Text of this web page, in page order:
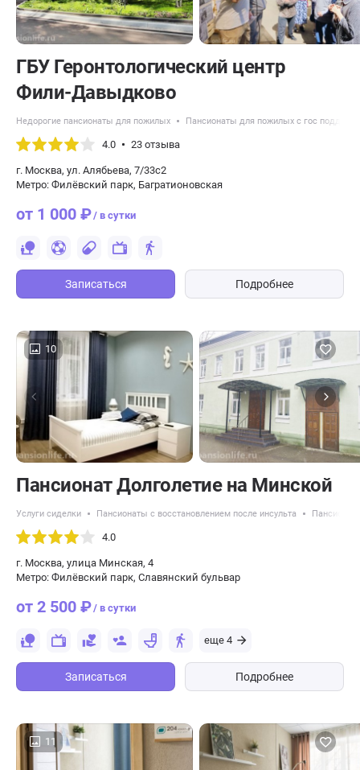
ГБУ Геронтологический центр
Фили-Давыдково
Недорогие пансионаты для пожилых Пансионаты для пожилых с гос
4.0 23 отзыва
г. Москва, ул. Алябьева, 7/33с2
Метро: Филёвский парк, Багратионовская
от 1 000 ₽/ в сутки
Записаться Подробнее
10
Пансионат Долголетие на Минской
Услуги сиделки Пансионаты с восстановлением после инсульта
4.0
г. Москва, улица Минская, 4
Метро: Филёвский парк, Славянский бульвар
от 2 500 ₽/ в сутки
еще 4
Записаться Подробнее
11